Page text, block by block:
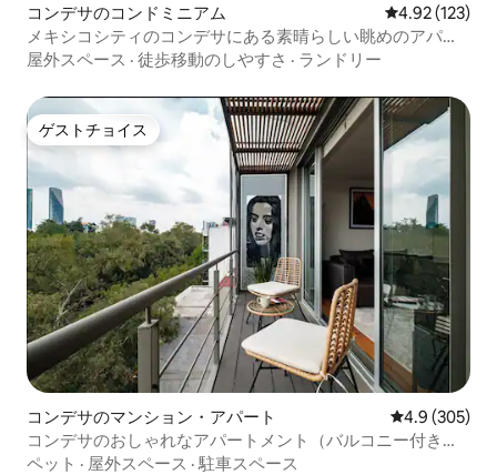
コンデサのコンドミニアム レビュー123
4.92 (123)
メキシコシティのコンデサにある素晴らしい眺めのアパー
トペントハウス
屋外スペース · 徒歩移動のしやすさ · ランドリー
ゲストチョイス
ゲストチョイス
コンデサのマンション・アパート レビュー305
4.9 (305)
コンデサのおしゃれなアパートメント（バルコニー付き）
by VIATO HOMES
ペット · 屋外スペース · 駐車スペース